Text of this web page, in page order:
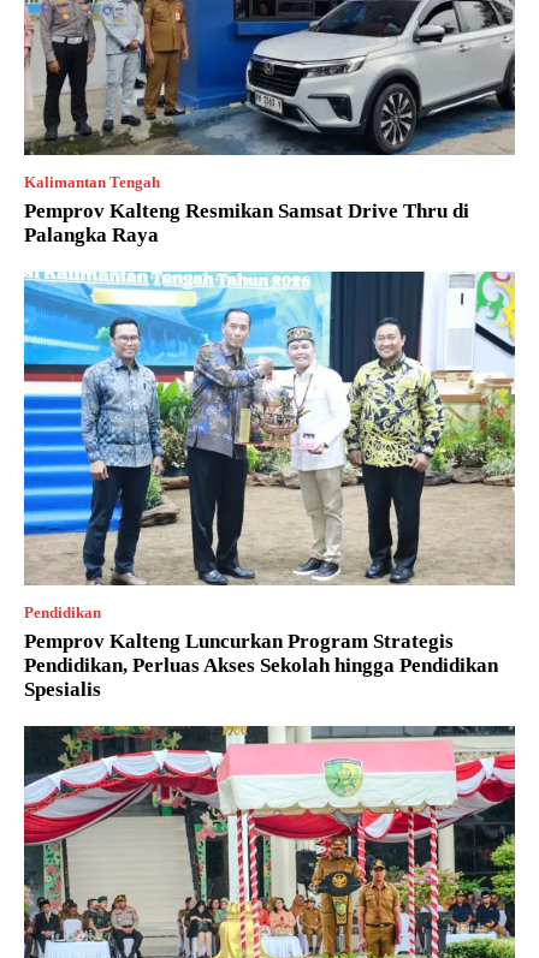
Kalimantan Tengah
Pemprov Kalteng Resmikan Samsat Drive Thru di
Palangka Raya
Pendidikan
Pemprov Kalteng Luncurkan Program Strategis
Pendidikan, Perluas Akses Sekolah hingga Pendidikan
Spesialis